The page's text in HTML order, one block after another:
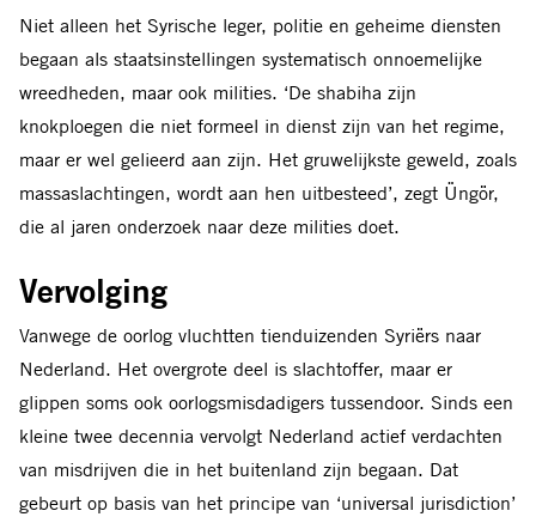
Niet alleen het Syrische leger, politie en geheime diensten
begaan als staatsinstellingen systematisch onnoemelijke
wreedheden, maar ook milities. ‘De shabiha zijn
knokploegen die niet formeel in dienst zijn van het regime,
maar er wel gelieerd aan zijn. Het gruwelijkste geweld, zoals
massaslachtingen, wordt aan hen uitbesteed’, zegt Üngör,
die al jaren onderzoek naar deze milities doet.
Vervolging
Vanwege de oorlog vluchtten tienduizenden Syriërs naar
Nederland. Het overgrote deel is slachtoffer, maar er
glippen soms ook oorlogsmisdadigers tussendoor. Sinds een
kleine twee decennia vervolgt Nederland actief verdachten
van misdrijven die in het buitenland zijn begaan. Dat
gebeurt op basis van het principe van ‘universal jurisdiction’